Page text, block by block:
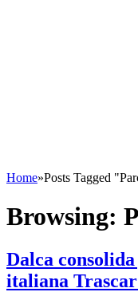
Home»Posts Tagged
Browsing:
Dalca
italiana